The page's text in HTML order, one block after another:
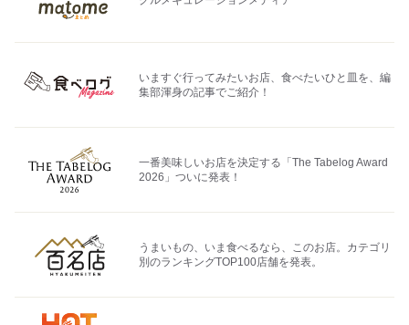
いますぐ行ってみたいお店、食べたいひと皿を、編
集部渾身の記事でご紹介！
一番美味しいお店を決定する「The Tabelog Award
2026」ついに発表！
うまいもの、いま食べるなら、このお店。カテゴリ
別のランキングTOP100店舗を発表。